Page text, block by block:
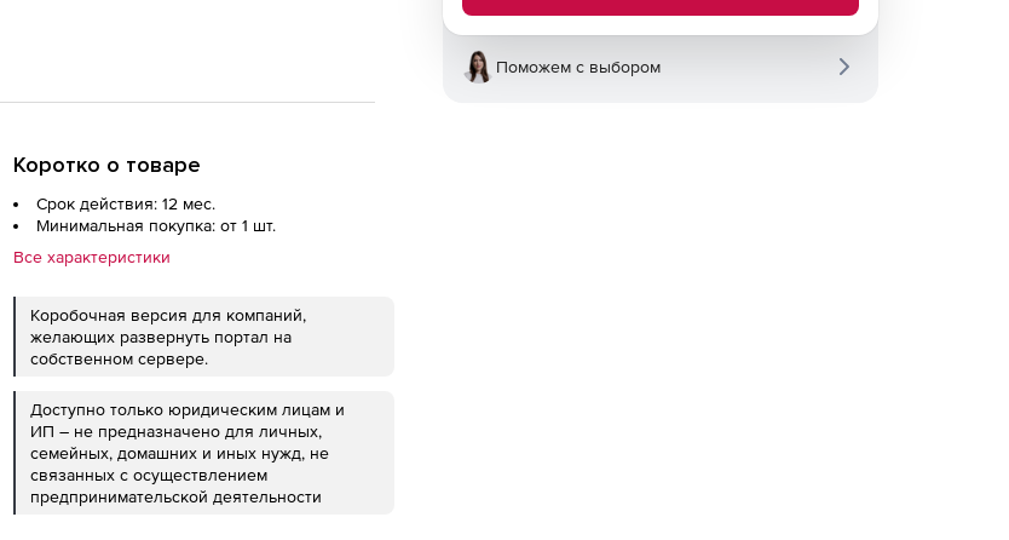
Коротко о товаре
Срок действия: 12 мес.
Минимальная покупка: от 1 шт.
Все характеристики
Коробочная версия для компаний,
желающих развернуть портал на
собственном сервере.
Доступно только юридическим лицам и
ИП – не предназначено для личных,
семейных, домашних и иных нужд, не
связанных с осуществлением
предпринимательской деятельности
Поможем с выбором